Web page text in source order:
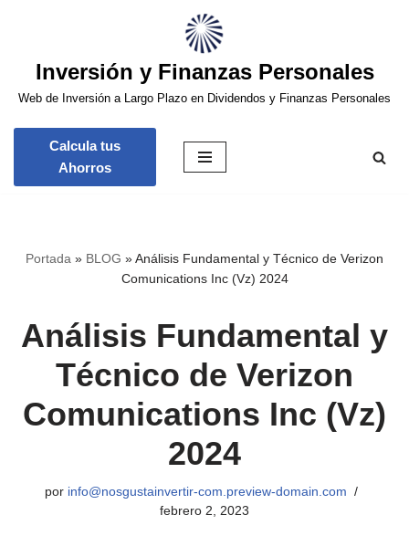
contenido
Inversión y Finanzas Personales
Web de Inversión a Largo Plazo en Dividendos y Finanzas Personales
Calcula tus
Ahorros
Portada » BLOG »Análisis Fundamental y Técnico de Verizon
Comunications Inc (Vz) 2024
Análisis Fundamental y
Técnico de Verizon
Comunications Inc (Vz)
2024
por info@nosgustainvertir-com.preview-domain.com
febrero 2, 2023